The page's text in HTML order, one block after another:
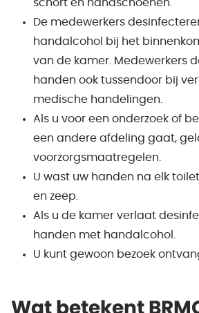
schort en handschoenen.
De medewerkers
handalcohol bij het
van de kamer. Medewerkers
handen ook tussendoor bij
medische handelingen.
Als u voor een onderzoek of
een andere afdeling gaat,
voorzorgsmaatregelen.
U wast uw handen na elk
en zeep.
Als u de kamer verlaat
handen met handalcohol.
U kunt gewoon bezoek
Wat betekent